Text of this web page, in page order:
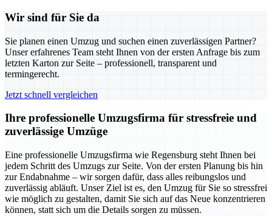
Wir sind für Sie da
Sie planen einen Umzug und suchen einen zuverlässigen Partner?
Unser erfahrenes Team steht Ihnen von der ersten Anfrage bis zum
letzten Karton zur Seite – professionell, transparent und
termingerecht.
Jetzt schnell vergleichen
Ihre professionelle Umzugsfirma für stressfreie und
zuverlässige Umzüge
Eine professionelle Umzugsfirma wie Regensburg steht Ihnen bei
jedem Schritt des Umzugs zur Seite. Von der ersten Planung bis hin
zur Endabnahme – wir sorgen dafür, dass alles reibungslos und
zuverlässig abläuft. Unser Ziel ist es, den Umzug für Sie so stressfrei
wie möglich zu gestalten, damit Sie sich auf das Neue konzentrieren
können, statt sich um die Details sorgen zu müssen.